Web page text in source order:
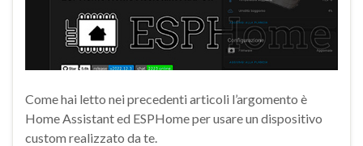
Come hai letto nei precedenti articoli l’argomento è
Home Assistant ed ESPHome per usare un dispositivo
custom realizzato da te.